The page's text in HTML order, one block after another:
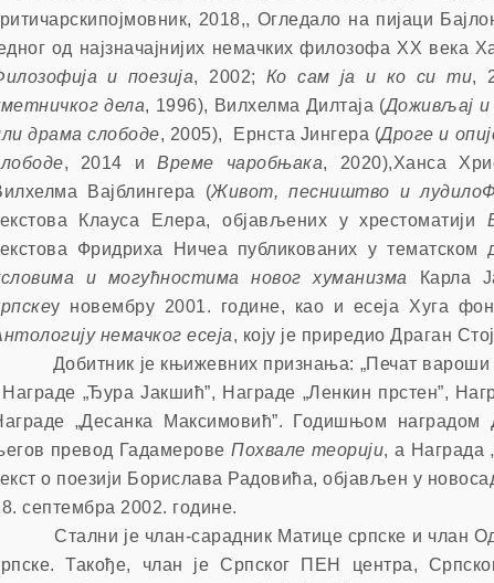
2018,, Огледало на пијаци
од најзначајнијих немачких филозофа XX века
и поезија, 2002; Ко сам ја и ко си ти,
дела, 1996), Вилхелма Дилтаја (Доживљај
драма слободе, 2005), Ернста Јингера (Дроге и
, 2014 иВреме чаробњака, 2020),Ханса
Вајблингера (Живот, песништво и
Клауса Елера, објављених у хрестоматији
Фридриха Ничеа публикованих у тематском
и могућностима новог хуманизма
Карла
у новембру 2001. године, као и есеја Хуга
немачког есеја, коју је приредио Драган
Добитник је књижевних признања: „Печат вароши
„Ђура Јакшић”, Награде „Ленкин прстен”,
„Десанка Максимовић”.
Годишњом наградом
превод ГадамеровеПохвале теорији, а Наградa
о поезији Борислава Радовића, објављен у
септембрa 2002. године.
Стални је члан-сарадник Матице српске и члан
Такође, члан је Српског ПЕН центра,